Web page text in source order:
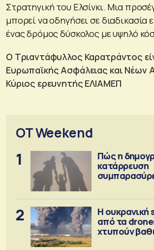
Στρατηγική του Ελσίνκι. Μια
μπορεί να οδηγήσει σε διαδικασία
ένας δρόμος δύσκολος με υψηλό
Ο Τριαντάφυλλος Καρατράντος
Ευρωπαϊκής Ασφάλειας και Νέων
Κύριος ερευνητής ΕΛΙΑΜΕΠ
OT Weekend
1
Πώς η
κατάρρευση
2
Η
από τα
χτυπούν